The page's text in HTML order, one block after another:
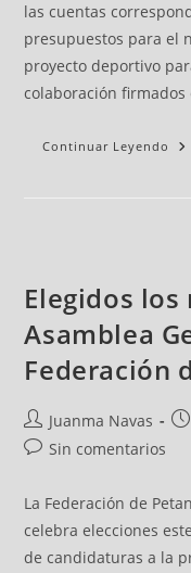
las cuentas
presupuestos para el
proyecto deportivo
colaboración
Continuar Leyendo
Elegidos
Asamblea
Federación
Juanma Navas
Sin comentarios
La Federación de
celebra elecciones
de candidaturas a la